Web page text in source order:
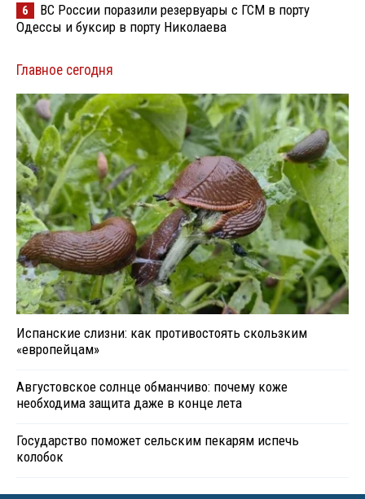
6
ВС России поразили резервуары с ГСМ в порту
Одессы и буксир в порту Николаева
Главное сегодня
Испанские слизни: как противостоять скользким
«европейцам»
Августовское солнце обманчиво: почему коже
необходима защита даже в конце лета
Государство поможет сельским пекарям испечь
колобок